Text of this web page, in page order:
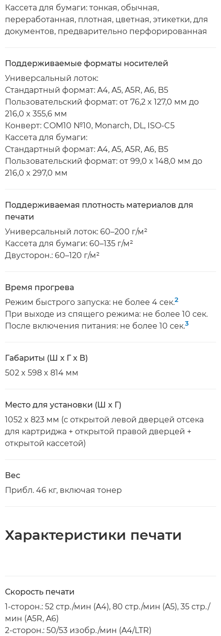
Кассета для бумаги: тонкая, обычная,
переработанная, плотная, цветная, этикетки, для
документов, предварительно перфорированная
Поддерживаемые форматы носителей
Универсальный лоток:
Стандартный формат: A4, A5, A5R, A6, B5
Пользовательский формат: от 76,2 x 127,0 мм до
216,0 x 355,6 мм
Конверт: COM10 №10, Monarch, DL, ISO-C5
Кассета для бумаги:
Стандартный формат: A4, A5, A5R, A6, B5
Пользовательский формат: от 99,0 x 148,0 мм до
216,0 x 297,0 мм
Поддерживаемая плотность материалов для
печати
Универсальный лоток: 60–200 г/м²
Кассета для бумаги: 60–135 г/м²
Двусторон.: 60–120 г/м²
Время прогрева
Режим быстрого запуска: не более 4 сек.2
При выходе из спящего режима: не более 10 сек.
После включения питания: не более 10 сек.3
Габариты (Ш x Г x В)
502 x 598 x 814 мм
Место для установки (Ш x Г)
1052 x 823 мм (с открытой левой дверцей отсека
для картриджа + открытой правой дверцей +
открытой кассетой)
Вес
Прибл. 46 кг, включая тонер
Характеристики печати
Скорость печати
1-сторон.: 52 стр./мин (A4), 80 стр./мин (A5), 35 стр./
мин (A5R, A6)
2-сторон.: 50/53 изобр./мин (A4/LTR)